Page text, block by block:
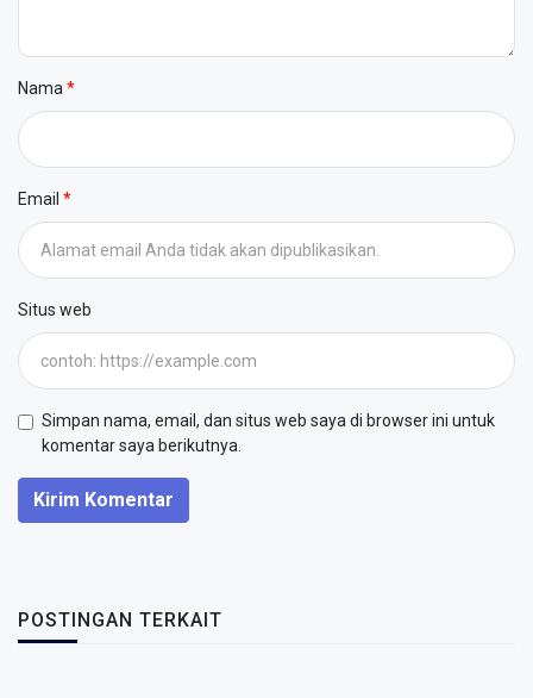
Nama
Email
Situs web
Simpan nama, email, dan situs web saya di browser ini untuk
komentar saya berikutnya.
Kirim Komentar
POSTINGAN TERKAIT